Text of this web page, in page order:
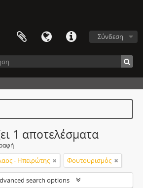
Σύνδεση
1 αποτελέσματα
- Ηπειρώτης Φουτουρισμός
search options